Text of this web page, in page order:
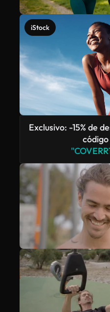
iStock
Exclusivo: -15% de
código